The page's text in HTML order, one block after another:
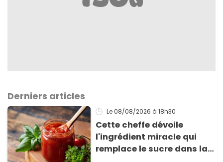
Derniers articles
Le 08/08/2026 à 18h30
Cette cheffe dévoile
l'ingrédient miracle qui
remplace le sucre dans la